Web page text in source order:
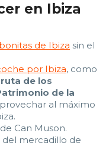
en Ibiza
de Ibiza sin el
por Ibiza, como
de los
de la
al máximo
Can Muson.
del mercadillo de